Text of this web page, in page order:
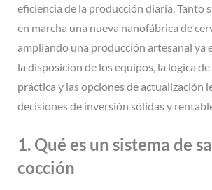
eficiencia de la producción diaria. Tanto
en marcha una nueva nanofábrica de
ampliando una producción artesanal ya
la disposición de los equipos, la lógica
práctica y las opciones de actualización
decisiones de inversión sólidas y
1. Qué es un sistema de
cocción